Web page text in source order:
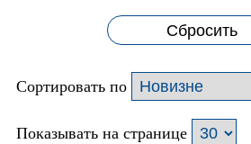
Сбросить
Сортировать по
Показывать на странице